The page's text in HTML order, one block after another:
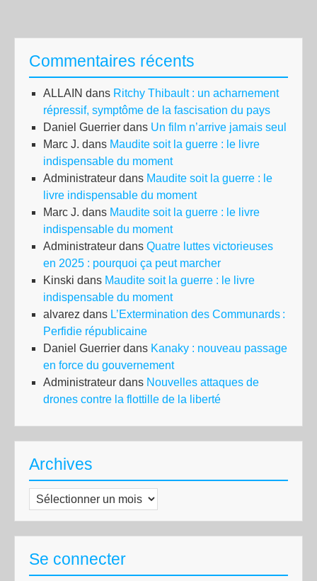
Commentaires récents
ALLAIN dans Ritchy Thibault : un acharnement
répressif, symptôme de la fascisation du pays
Daniel Guerrier dans Un film n’arrive jamais seul
Marc J. dans Maudite soit la guerre : le livre
indispensable du moment
Administrateur dans Maudite soit la guerre : le
livre indispensable du moment
Marc J. dans Maudite soit la guerre : le livre
indispensable du moment
Administrateur dans Quatre luttes victorieuses
en 2025 : pourquoi ça peut marcher
Kinski dans Maudite soit la guerre : le livre
indispensable du moment
alvarez dans L’Extermination des Communards :
Perfidie républicaine
Daniel Guerrier dans Kanaky : nouveau passage
en force du gouvernement
Administrateur dans Nouvelles attaques de
drones contre la flottille de la liberté
Archives
Archives
Se connecter